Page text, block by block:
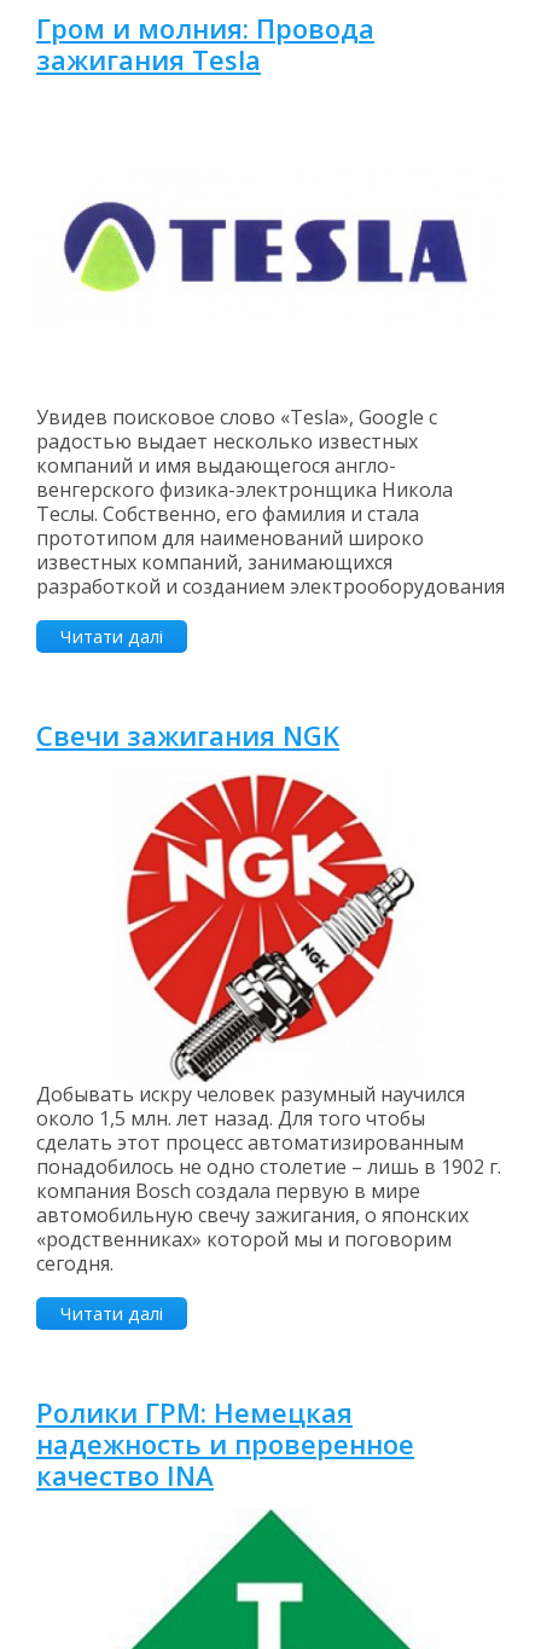
Гром и молния: Провода
зажигания Tesla
Увидев поисковое слово «Tesla», Google с
радостью выдает несколько известных
компаний и имя выдающегося англо-
венгерского физика-электронщика Никола
Теслы. Собственно, его фамилия и стала
прототипом для наименований широко
известных компаний, занимающихся
разработкой и созданием электрооборудования
Читати далі
Свечи зажигания NGK
Добывать искру человек разумный научился
около 1,5 млн. лет назад. Для того чтобы
сделать этот процесс автоматизированным
понадобилось не одно столетие – лишь в 1902 г.
компания Bosch создала первую в мире
автомобильную свечу зажигания, о японских
«родственниках» которой мы и поговорим
сегодня.
Читати далі
Ролики ГРМ: Немецкая
надежность и проверенное
качество INA